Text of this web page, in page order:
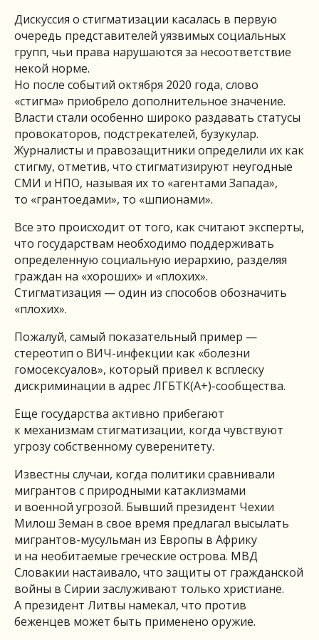
Дискуссия о стигматизации касалась в первую
очередь представителей уязвимых социальных
групп, чьи права нарушаются за несоответствие
некой норме.
Но после событий октября 2020 года, слово
«стигма» приобрело дополнительное значение.
Власти стали особенно широко раздавать статусы
провокаторов, подстрекателей, бузукулар.
Журналисты и правозащитники определили их как
стигму, отметив, что стигматизируют неугодные
СМИ и НПО, называя их то «агентами Запада»,
то «грантоедами», то «шпионами».
Все это происходит от того, как считают эксперты,
что государствам необходимо поддерживать
определенную социальную иерархию, разделяя
граждан на «хороших» и «плохих».
Стигматизация — один из способов обозначить
«плохих».
Пожалуй, самый показательный пример —
стереотип о ВИЧ-инфекции как «болезни
гомосексуалов», который привел к всплеску
дискриминации в адрес ЛГБТК(А+)-сообщества.
Еще государства активно прибегают
к механизмам стигматизации, когда чувствуют
угрозу собственному суверенитету.
Известны случаи, когда политики сравнивали
мигрантов с природными катаклизмами
и военной угрозой. Бывший президент Чехии
Милош Земан в свое время предлагал высылать
мигрантов-мусульман из Европы в Африку
и на необитаемые греческие острова. МВД
Словакии настаивало, что защиты от гражданской
войны в Сирии заслуживают только христиане.
А президент Литвы намекал, что против
беженцев может быть применено оружие.